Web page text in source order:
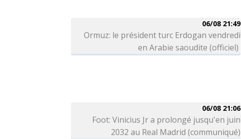
06/08 21:49
Ormuz: le président turc Erdogan vendredi
en Arabie saoudite (officiel)
06/08 21:06
Foot: Vinicius Jr a prolongé jusqu'en juin
2032 au Real Madrid (communiqué)